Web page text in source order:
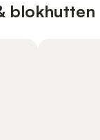
blokhutten